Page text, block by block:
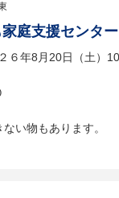
庭支援センター
６年8月20日（土）
い物もあります。